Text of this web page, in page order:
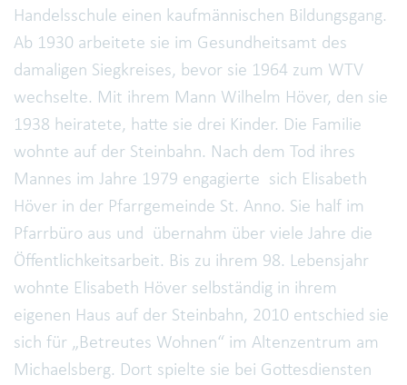
Handelsschule einen kaufmännischen Bildungsgang.
Ab 1930 arbeitete sie im Gesundheitsamt des
damaligen Siegkreises, bevor sie 1964 zum WTV
wechselte. Mit ihrem Mann Wilhelm Höver, den sie
1938 heiratete, hatte sie drei Kinder. Die Familie
wohnte auf der Steinbahn. Nach dem Tod ihres
Mannes im Jahre 1979 engagierte sich Elisabeth
Höver in der Pfarrgemeinde St. Anno. Sie half im
Pfarrbüro aus und übernahm über viele Jahre die
Öffentlichkeitsarbeit. Bis zu ihrem 98. Lebensjahr
wohnte Elisabeth Höver selbständig in ihrem
eigenen Haus auf der Steinbahn, 2010 entschied sie
sich für „Betreutes Wohnen“ im Altenzentrum am
Michaelsberg. Dort spielte sie bei Gottesdiensten